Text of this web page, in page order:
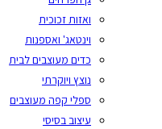
ואזות זכוכית
וינטאג' ואספנות
כדים מעוצבים לבית
נוצץ ויוקרתי
ספלי קפה מעוצבים
עיצוב בסיסי